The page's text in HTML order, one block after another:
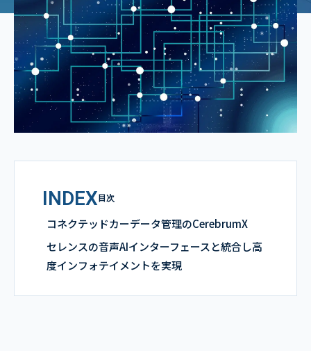
INDEX 目次
コネクテッドカーデータ管理のCerebrumX
セレンスの音声AIインターフェースと統合し高
度インフォテイメントを実現